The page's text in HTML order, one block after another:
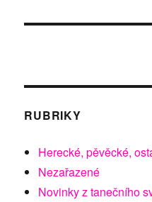
RUBRIKY
Herecké, pěvěcké,
Nezařazené
Novinky z tanečního